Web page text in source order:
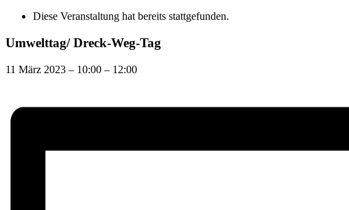
Diese Veranstaltung hat bereits stattgefunden.
Umwelttag/ Dreck-Weg-Tag
11 März 2023 – 10:00 – 12:00